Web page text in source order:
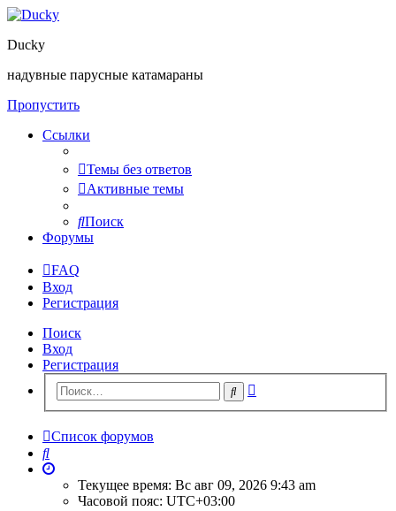
Ducky
надувные парусные катамараны
Пропустить
Ссылки
Темы без ответов
Активные темы
Поиск
Форумы
FAQ
Вход
Регистрация
Поиск
Вход
Регистрация
Поиск
Список форумов
Поиск
Текущее время: Вс авг 09, 2026 9:43 am
Часовой пояс: UTC+03:00